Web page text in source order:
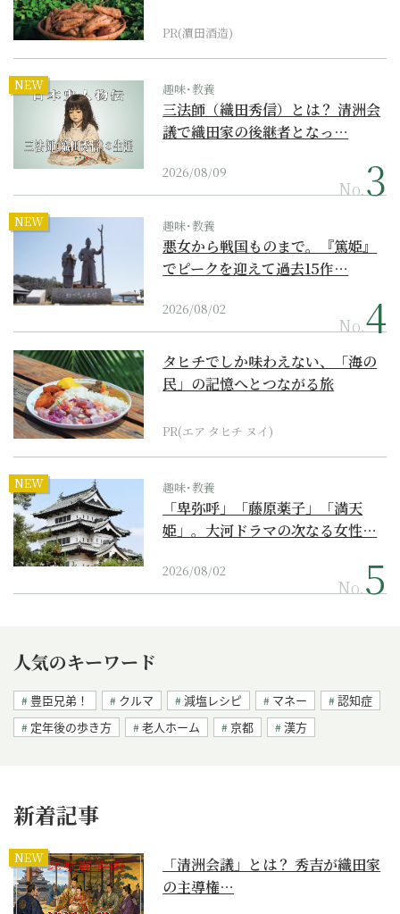
PR(濵田酒造)
NEW 趣味･教養
三法師（織田秀信）とは？ 清洲会
議で織田家の後継者となっ…
2026/08/09
No.
NEW 趣味･教養
悪女から戦国ものまで。『篤姫』
でピークを迎えて過去15作…
2026/08/02
No.
タヒチでしか味わえない、「海の
民」の記憶へとつながる旅
PR(エア タヒチ ヌイ)
NEW 趣味･教養
「卑弥呼」「藤原薬子」「満天
姫」。大河ドラマの次なる女性…
2026/08/02
No.
人気のキーワード
豊臣兄弟！ クルマ 減塩レシピ マネー
認知症
定年後の歩き方
老人ホーム 京都 漢方
新着記事
NEW
「清洲会議」とは？ 秀吉が織田家
の主導権…